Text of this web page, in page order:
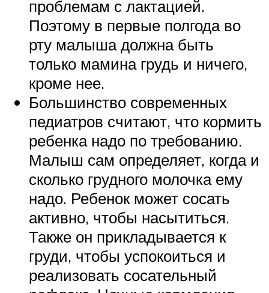
проблемам с лактацией.
Поэтому в первые полгода во
рту малыша должна быть
только мамина грудь и ничего,
кроме нее.
Большинство современных
педиатров считают, что кормить
ребенка надо по требованию.
Малыш сам определяет, когда и
сколько грудного молочка ему
надо. Ребенок может сосать
активно, чтобы насытиться.
Также он прикладывается к
груди, чтобы успокоиться и
реализовать сосательный